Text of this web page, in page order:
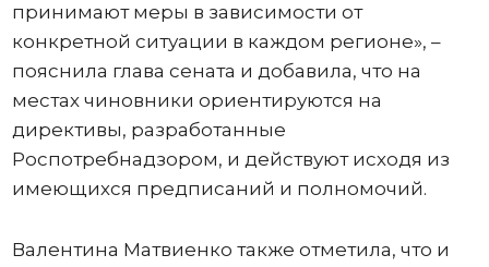
принимают меры в зависимости от
конкретной ситуации в каждом регионе», –
пояснила глава сената и добавила, что на
местах чиновники ориентируются на
директивы, разработанные
Роспотребнадзором, и действуют исходя из
имеющихся предписаний и полномочий.
Валентина Матвиенко также отметила, что и